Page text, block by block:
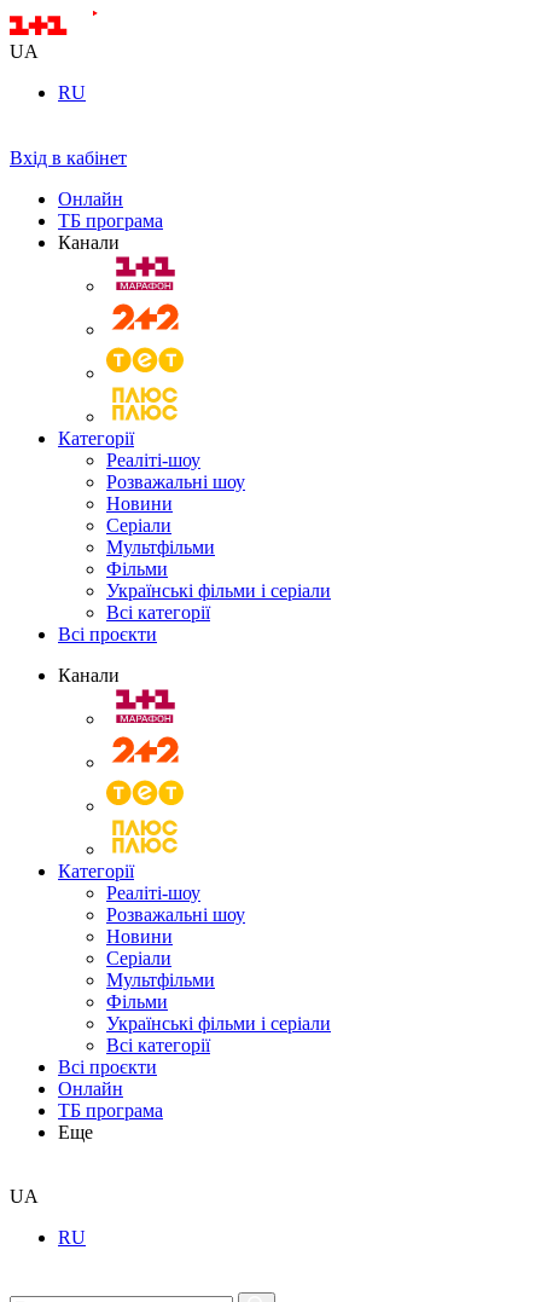
UA
RU
Вхід в кабінет
Онлайн
ТБ програма
Канали
Категорії
Реаліті-шоу
Розважальні шоу
Новини
Серіали
Мультфільми
Фільми
Українські фільми і серіали
Всі категорії
Всі проєкти
Канали
Категорії
Реаліті-шоу
Розважальні шоу
Новини
Серіали
Мультфільми
Фільми
Українські фільми і серіали
Всі категорії
Всі проєкти
Онлайн
ТБ програма
Еще
UA
RU